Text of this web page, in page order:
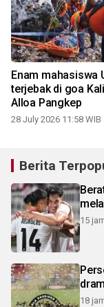
Enam mahasiswa
terjebak di goa
Alloa Pangkep
28 July 2026 11:58 WIB
Berita
15
18